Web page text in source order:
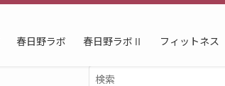
春日野ラボ 春日野ラボⅡ フィットネス